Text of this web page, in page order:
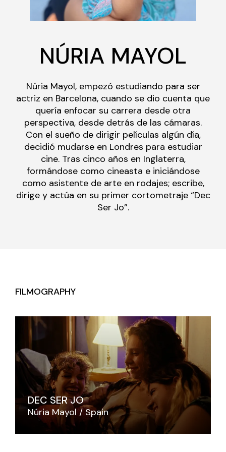
NÚRIA MAYOL
Núria Mayol, empezó estudiando para ser
actriz en Barcelona, cuando se dio cuenta que
quería enfocar su carrera desde otra
perspectiva, desde detrás de las cámaras.
Con el sueño de dirigir películas algún día,
decidió mudarse en Londres para estudiar
cine. Tras cinco años en Inglaterra,
formándose como cineasta e iniciándose
como asistente de arte en rodajes; escribe,
dirige y actúa en su primer cortometraje “Dec
Ser Jo”.
FILMOGRAPHY
DEC SER JO
Núria Mayol Spain